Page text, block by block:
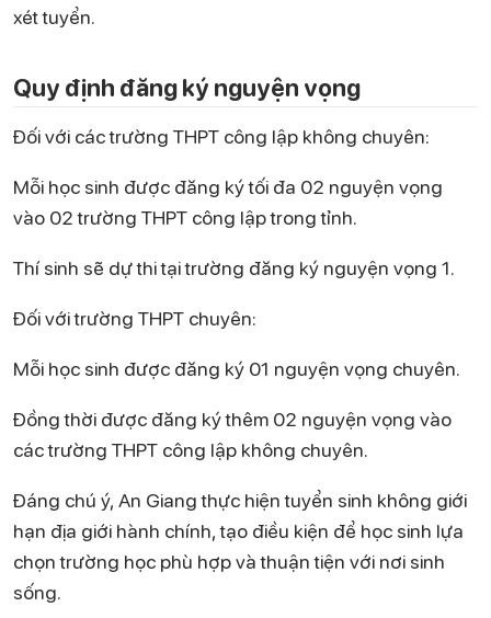
xét tuyển.
Quy định đăng ký nguyện vọng
Đối với các trường THPT công lập không chuyên:
Mỗi học sinh được đăng ký tối đa 02 nguyện vọng
vào 02 trường THPT công lập trong tỉnh.
Thí sinh sẽ dự thi tại trường đăng ký nguyện vọng 1.
Đối với trường THPT chuyên:
Mỗi học sinh được đăng ký 01 nguyện vọng chuyên.
Đồng thời được đăng ký thêm 02 nguyện vọng vào
các trường THPT công lập không chuyên.
Đáng chú ý, An Giang thực hiện tuyển sinh không giới
hạn địa giới hành chính, tạo điều kiện để học sinh lựa
chọn trường học phù hợp và thuận tiện với nơi sinh
sống.